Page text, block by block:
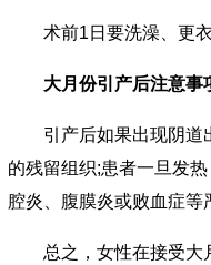
术前1日要洗澡、更衣
大月份引产后注意事
引产后如果出现阴道出
的残留组织;患者一旦发
腔炎、腹膜炎或败血症等
总之，女性在接受大月